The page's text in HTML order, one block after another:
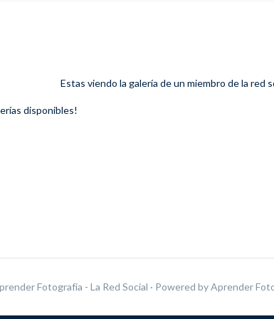
Estas viendo la galería de un miembro de la red
disponibles!
Fotografía - La Red Social · Powered byAprender